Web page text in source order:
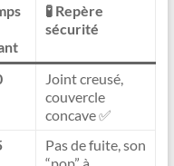
🧪 Repère
sécurité
Joint creusé,
couvercle
concave ✅
Pas de fuite, son